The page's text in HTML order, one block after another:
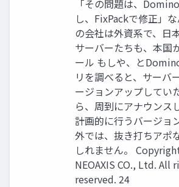
「その問題は、
し、FixPackで修正」
の会社は外資系で、日
サーバーたちも、本国
ール もしや、と
リを調べると、サーバ
ージョンアップしてい
ら、周到にアナウンス
計画的に行うバージョ
外では、抜き打ちアポ
しれません。
NEOAXIS CO., Ltd. All
reserved. 24